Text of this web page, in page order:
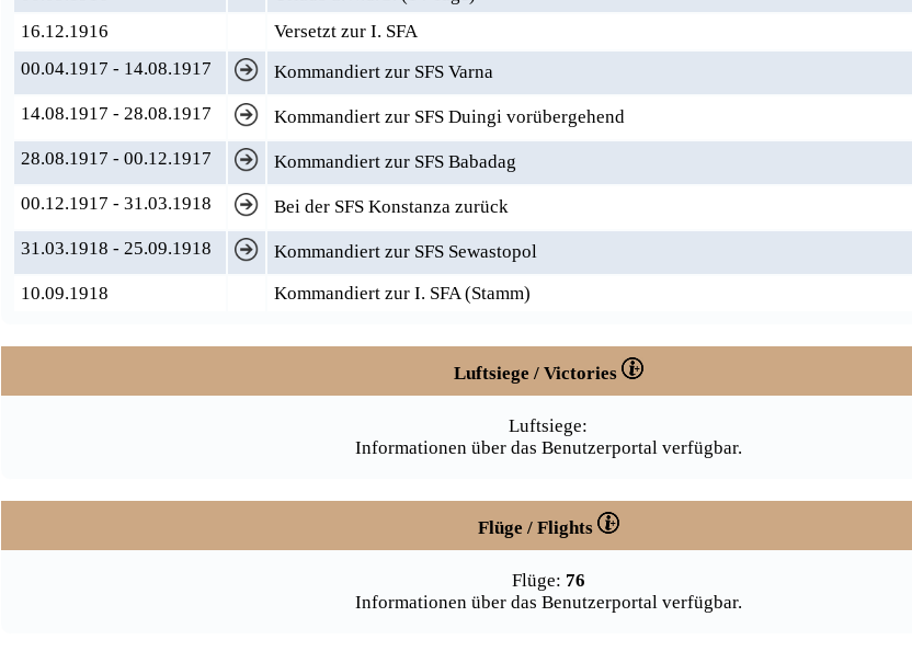
16.12.1916
Versetzt zur I. SFA
00.04.1917 - 14.08.1917
Kommandiert zur SFS Varna
14.08.1917 - 28.08.1917
Kommandiert zur SFS Duingi vorübergehend
28.08.1917 - 00.12.1917
Kommandiert zur SFS Babadag
00.12.1917 - 31.03.1918
Bei der SFS Konstanza zurück
31.03.1918 - 25.09.1918
Kommandiert zur SFS Sewastopol
10.09.1918
Kommandiert zur I. SFA (Stamm)
Luftsiege / Victories
Luftsiege:
Informationen über das Benutzerportal verfügbar.
Flüge / Flights
Flüge: 76
Informationen über das Benutzerportal verfügbar.